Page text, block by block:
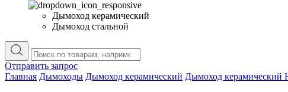
Дымоход керамический
Дымоход стальной
Отправить запрос
Главная Дымоходы Дымоход керамический Дымоход керамический